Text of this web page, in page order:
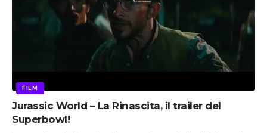
FILM
Jurassic World – La Rinascita, il trailer del
Superbowl!